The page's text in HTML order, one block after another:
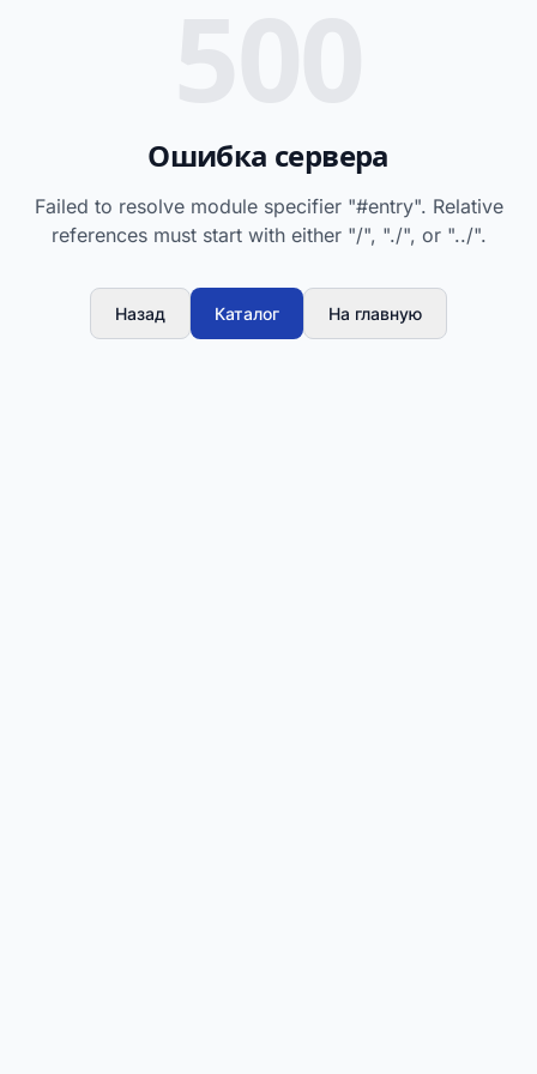
Ошибка сервера
Failed to resolve module specifier "#entry". Relative
references must start with either "/", "./", or "../".
Назад Каталог На главную